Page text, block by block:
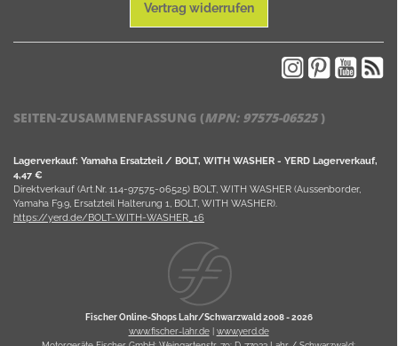
Vertrag widerrufen
SEITEN-ZUSAMMENFASSUNG (MPN: 97575-06525)
Lagerverkauf: Yamaha Ersatzteil / BOLT, WITH WASHER - YERD Lagerverkauf,
4,47 €
Direktverkauf (Art.Nr. 114-97575-06525) BOLT, WITH WASHER (Aussenborder,
Yamaha F9.9, Ersatzteil Halterung 1, BOLT, WITH WASHER).
https://yerd.de/BOLT-WITH-WASHER_16
Fischer Online-Shops Lahr/Schwarzwald 2008 -2026
www.fischer-lahr.de| www.yerd.de